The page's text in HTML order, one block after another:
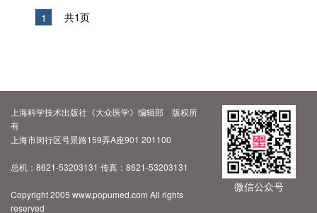
1 共1页
上海科学技术出版社《大众医学》编辑部 版权所
有
上海市闵行区号景路159弄A座901 201100
总机：8621-53203131 传真：8621-53203131
Copyright 2005 www.popumed.com All rights
reserved
微信公众号